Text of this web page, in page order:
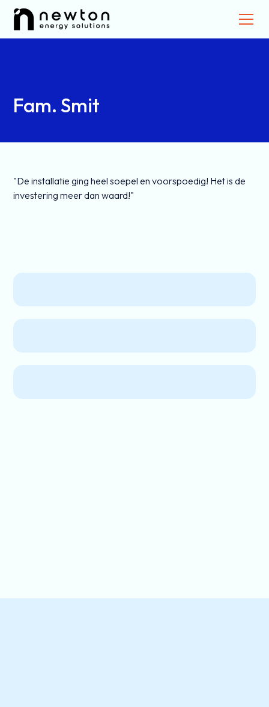
Fam. Smit
"De installatie ging heel soepel en voorspoedig! Het is de
investering meer dan waard!"